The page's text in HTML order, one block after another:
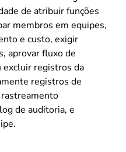
de atribuir funções
membros em equipes,
e custo, exigir
aprovar fluxo de
excluir registros da
registros de
de auditoria, e